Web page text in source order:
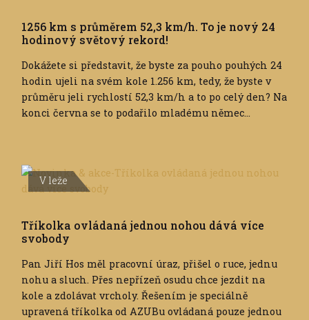
1256 km s průměrem 52,3 km/h. To je nový 24
hodinový světový rekord!
Dokážete si představit, že byste za pouho pouhých 24
hodin ujeli na svém kole 1.256 km, tedy, že byste v
průměru jeli rychlostí 52,3 km/h a to po celý den? Na
konci června se to podařilo mladému němec...
V leže
Tříkolka ovládaná jednou nohou dává více
svobody
Pan Jiří Hos měl pracovní úraz, přišel o ruce, jednu
nohu a sluch. Přes nepřízeň osudu chce jezdit na
kole a zdolávat vrcholy. Řešením je speciálně
upravená tříkolka od AZUBu ovládaná pouze jednou